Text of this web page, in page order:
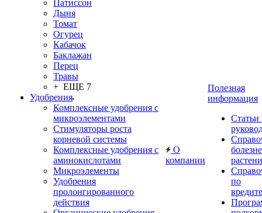
Патиссон
Дыня
Томат
Огурец
Кабачок
Баклажан
Перец
Травы
+ ЕЩЕ 7
Удобрения
Комплексные удобрения с
микроэлементами
Стимуляторы роста
корневой системы
Комплексные удобрения с
аминокислотами
Микроэлементы
Удобрения
пролонгированного
действия
О
компании
Полезная
информация
Статьи
по